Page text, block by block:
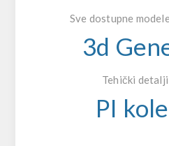
Sve dostupne
3d
Tehički
PI